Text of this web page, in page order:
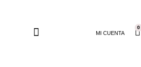
MI CUENTA
0